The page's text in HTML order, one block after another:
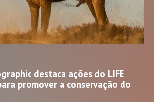
destaca ações do LIFE
promover a conservação do